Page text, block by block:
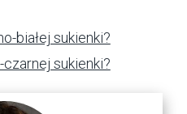
białej sukienki?
czarnej sukienki?